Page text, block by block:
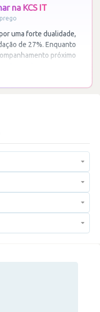
na KCS IT
uma forte dualidade,
de 27%. Enquanto
próximo